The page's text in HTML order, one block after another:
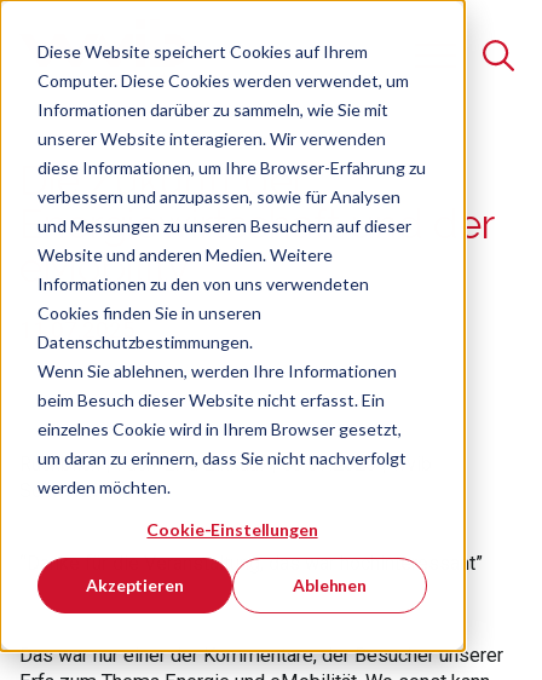
Diese Website speichert Cookies auf Ihrem
Computer. Diese Cookies werden verwendet, um
Informationen darüber zu sammeln, wie Sie mit
unserer Website interagieren. Wir verwenden
diese Informationen, um Ihre Browser-Erfahrung zu
verbessern und anzupassen, sowie für Analysen
und Messungen zu unseren Besuchern auf dieser
Website und anderen Medien. Weitere
Informationen zu den von uns verwendeten
Cookies finden Sie in unseren
Datenschutzbestimmungen.
Wenn Sie ablehnen, werden Ihre Informationen
beim Besuch dieser Website nicht erfasst. Ein
einzelnes Cookie wird in Ihrem Browser gesetzt,
um daran zu erinnern, dass Sie nicht nachverfolgt
werden möchten.
Cookie-Einstellungen
Akzeptieren Ablehnen
Suche
Es gibt keine Vorschläge, da das Suchfeld leer ist.
Die Zukunft der
Energiewirtschaft und der
eMobility
11.07.2025
Rückblick | Fach-Erfa Einkauf| 09.07.2025 | wvib
Schwarzwald AG
“Danke für die Veranstaltung, das war hochinteressant”
Das war nur einer der Kommentare, der Besucher unserer